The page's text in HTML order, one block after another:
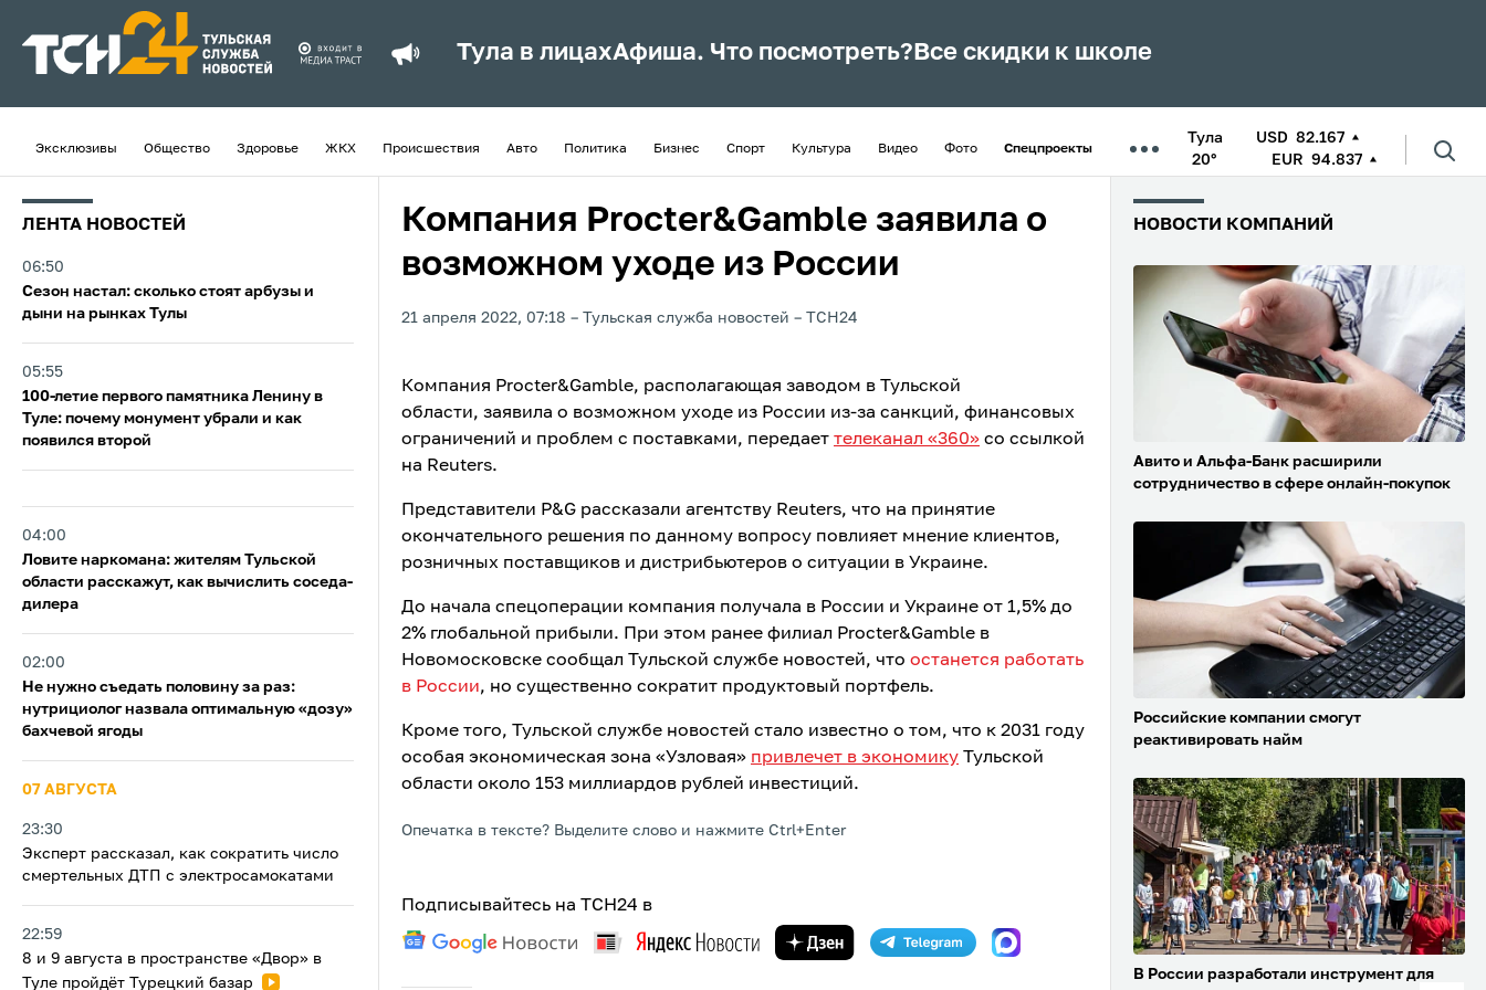
Тула в лицахАфиша. Что посмотреть? Все скидки к школе
Эксклюзивы Общество Здоровье ЖКХ Происшествия Авто Политика Бизнес Спорт Культура Видео Фото Спецпроекты
Тула
20°
USD 82.167
EUR 94.837
ЛЕНТА НОВОСТЕЙ
06:50
Сезон настал: сколько стоят арбузы и
дыни на рынках Тулы
05:55
100-летие первого памятника Ленину в
Туле: почему монумент убрали и как
появился второй
04:00
Ловите наркомана: жителям Тульской
области расскажут, как вычислить соседа-
дилера
02:00
Не нужно съедать половину за раз:
нутрициолог назвала оптимальную «дозу»
бахчевой ягоды
07 АВГУСТА
23:30
Эксперт рассказал, как сократить число
смертельных ДТП с электросамокатами
22:59
8 и 9 августа в пространстве «Двор» в
Туле пройдёт Турецкий базар
Компания Procter&Gamble заявила о
возможном уходе из России
21 апреля 2022, 07:18 Тульская служба новостей ТСН24
Компания Procter&Gamble, располагающая заводом в Тульской
области, заявила о возможном уходе из России из-за санкций, финансовых
ограничений и проблем с поставками, передает телеканал «360» со ссылкой
на Reuters.
Представители P&G рассказали агентству Reuters, что на принятие
окончательного решения по данному вопросу повлияет мнение клиентов,
розничных поставщиков и дистрибьютеров о ситуации в Украине.
До начала спецоперации компания получала в России и Украине от 1,5% до
2% глобальной прибыли. При этом ранее филиал Procter&Gamble в
Новомосковске сообщал Тульской службе новостей, что останется работать
в России, но существенно сократит продуктовый портфель.
Кроме того, Тульской службе новостей стало известно о том, что к 2031 году
особая экономическая зона «Узловая» привлечет в экономику Тульской
области около 153 миллиардов рублей инвестиций.
Опечатка в тексте? Выделите слово и нажмите Ctrl+Enter
Подписывайтесь на ТСН24 в
НОВОСТИ КОМПАНИЙ
Авито и Альфа-Банк расширили
сотрудничество в сфере онлайн-покупок
Российские компании смогут
реактивировать найм
В России разработали инструмент для